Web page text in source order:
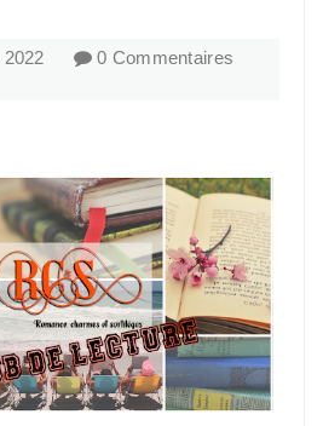
2022 0 Commentaires